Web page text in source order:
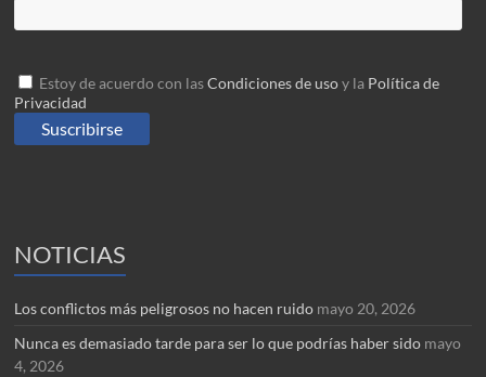
Estoy de acuerdo con lasCondiciones de usoy la Política de
Privacidad
NOTICIAS
Los conflictos más peligrosos no hacen ruido mayo 20, 2026
Nunca es demasiado tarde para ser lo que podrías haber sido mayo
4, 2026